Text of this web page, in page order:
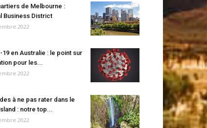
de Melbourne :
Business District
2022
19 en Australie : le point sur
pour les...
2022
à ne pas rater dans le
: notre top...
2022